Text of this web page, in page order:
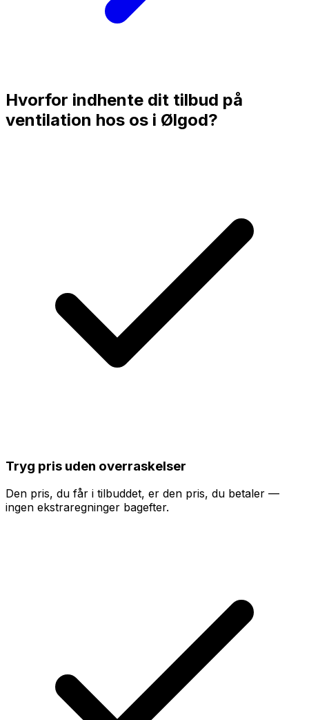
Hvorfor indhente dit tilbud på
ventilation hos os i Ølgod?
Tryg pris uden overraskelser
Den pris, du får i tilbuddet, er den pris, du betaler —
ingen ekstraregninger bagefter.